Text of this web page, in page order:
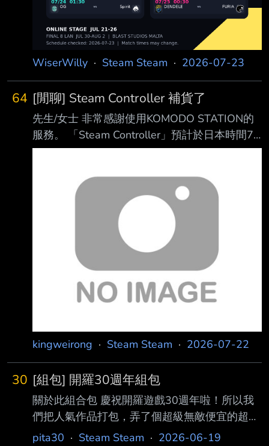
WiserWilly · Steam Steam · 2026-07-23
64 [閒聊] Steam Controller 補貨了
先生/女士 非常感謝使用KOMODO STATION的
服務。 「Steam Controller」預計於日本時間7
月23日（週四）上午10時在KOMODO
貨啦 記得是要在台灣時間9點上去排隊喔 祝版友
們能購買順利 --
kingweirong · Steam Steam · 2026-07-22
30 [組包] 開羅30週年組包
關於此組合包 慶祝開羅遊戲30週年啦！所以我
們把人氣作品打包，弄了個超級無敵便宜的超值
組合包喔～ 預計限時一個月左右，計畫一共推
pita30 · Steam Steam · 2026-06-19